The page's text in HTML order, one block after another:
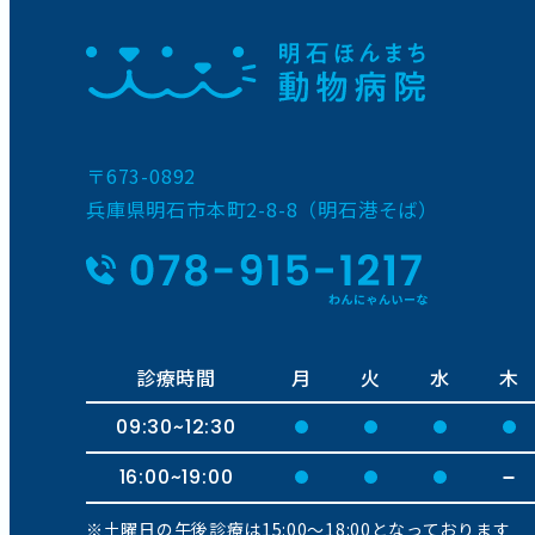
〒673-0892
兵庫県明石市本町2-8-8（明石港そば）
診療時間 月 火 水 木
09:30~12:30
16:00~19:00
※土曜日の午後診療は15:00〜18:00となっております